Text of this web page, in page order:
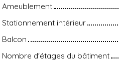
Ameublement
Stationnement intérieur
Balcon
Nombre d'étages du bâtiment